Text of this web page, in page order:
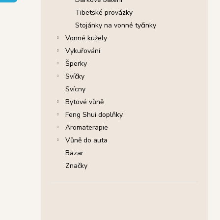
Tibetské provázky
Stojánky na vonné tyčinky
Vonné kužely
Vykuřování
Šperky
Svíčky
Svícny
Bytové vůně
Feng Shui doplňky
Aromaterapie
Vůně do auta
Bazar
Značky
NAG CHAMPA, 15 G
Původně: 46 Kč